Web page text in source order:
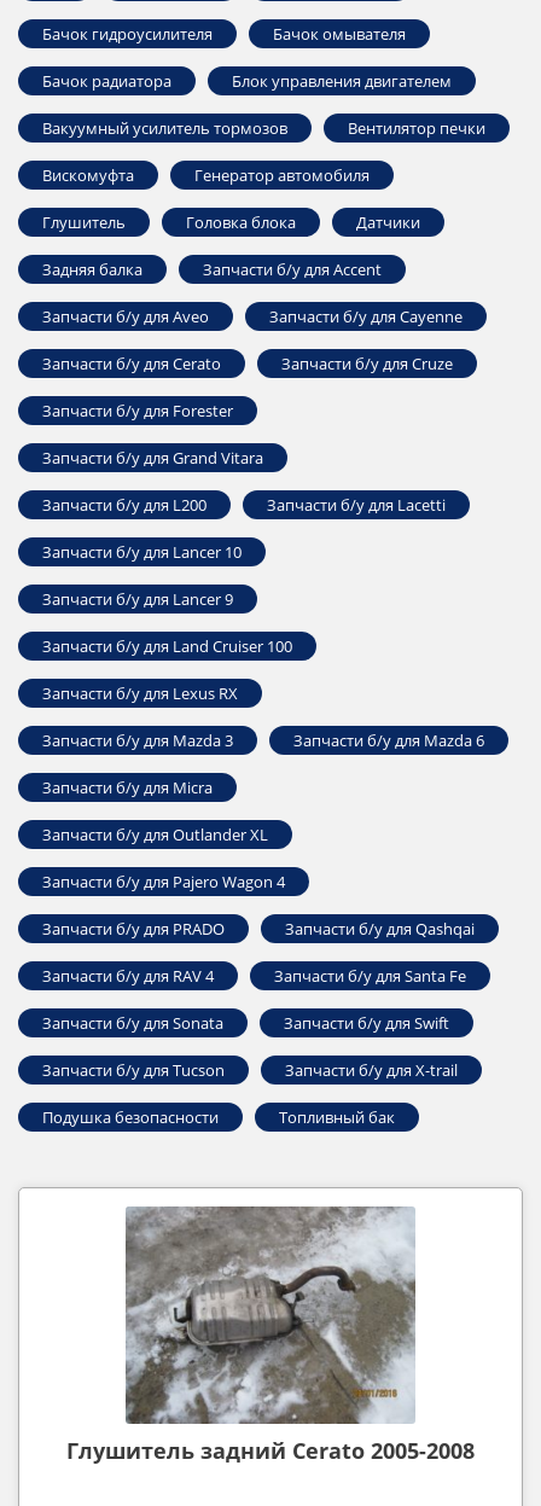
Бачок гидроусилителя Бачок омывателя
Бачок радиатора Блок управления двигателем
Вакуумный усилитель тормозов Вентилятор печки
Вискомуфта Генератор автомобиля
Глушитель Головка блока Датчики
Задняя балка Запчасти б/у для Accent
Запчасти б/у для Aveo Запчасти б/у для Cayenne
Запчасти б/у для Cerato Запчасти б/у для Cruze
Запчасти б/у для Forester
Запчасти б/у для Grand Vitara
Запчасти б/у для L200 Запчасти б/у для Lacetti
Запчасти б/у для Lancer 10
Запчасти б/у для Lancer 9
Запчасти б/у для Land Cruiser 100
Запчасти б/у для Lexus RX
Запчасти б/у для Mazda 3 Запчасти б/у для Mazda 6
Запчасти б/у для Micra
Запчасти б/у для Outlander ‎XL
Запчасти б/у для Pajero ‎Wagon 4
Запчасти б/у для PRADO Запчасти б/у для Qashqai
Запчасти б/у для RAV 4 Запчасти б/у для Santa Fe
Запчасти б/у для Sonata Запчасти б/у для Swift
Запчасти б/у для Tucson Запчасти б/у для X-trail
Подушка безопасности Топливный бак
Глушитель задний Cerato 2005-2008